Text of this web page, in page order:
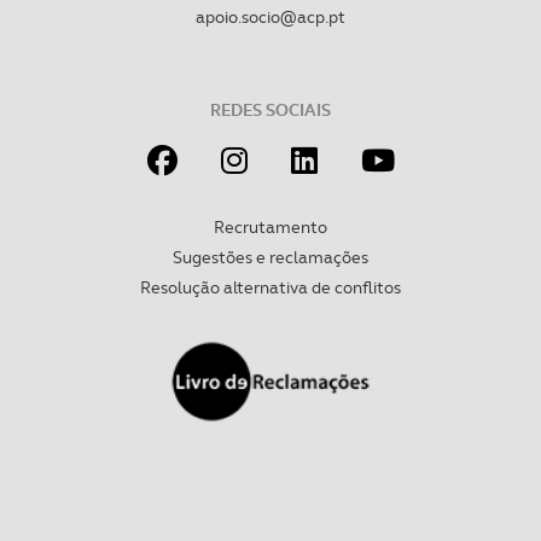
Realçamos que o bloqueio de certo tipo de Cookies e
Consulte a política de cookies do site.
apoio.socio@acp.pt
REDES SOCIAIS
Recrutamento
Sugestões e reclamações
Resolução alternativa de conflitos